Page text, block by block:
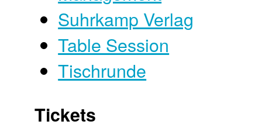
Suhrkamp Verlag
Table Session
Tischrunde
Tickets